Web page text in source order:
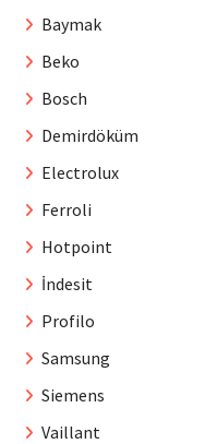
Baymak
Beko
Bosch
Demirdöküm
Electrolux
Ferroli
Hotpoint
İndesit
Profilo
Samsung
Siemens
Vaillant